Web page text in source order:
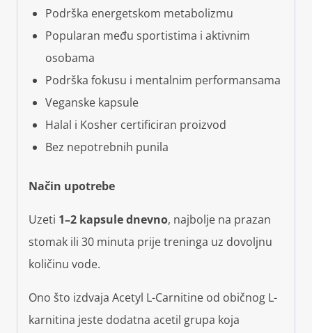
Podrška energetskom metabolizmu
Popularan među sportistima i aktivnim
osobama
Podrška fokusu i mentalnim performansama
Veganske kapsule
Halal i Kosher certificiran proizvod
Bez nepotrebnih punila
Način upotrebe
Uzeti 1–2 kapsule dnevno, najbolje na prazan
stomak ili 30 minuta prije treninga uz dovoljnu
količinu vode.
Ono što izdvaja Acetyl L-Carnitine od običnog L-
karnitina jeste dodatna acetil grupa koja